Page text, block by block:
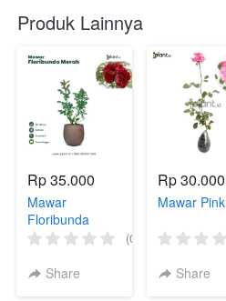
Produk Lainnya
Rp 35.000
Mawar
Floribunda
Merah
(0)
Share
Rp 30.000
Mawar Pink
Share